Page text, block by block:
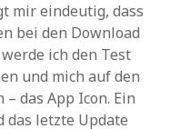
mir eindeutig, dass
bei den Download
ich den Test
und mich auf den
das App Icon. Ein
das letzte Update